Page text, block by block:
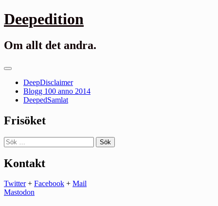
Gå
till
Deepedition
Om allt det andra.
Primär
DeepDisclaimer
Blogg 100 anno 2014
DeepedSamlat
Frisöket
Sök
efter:
Kontakt
Twitter+ Facebook + Mail
Mastodon